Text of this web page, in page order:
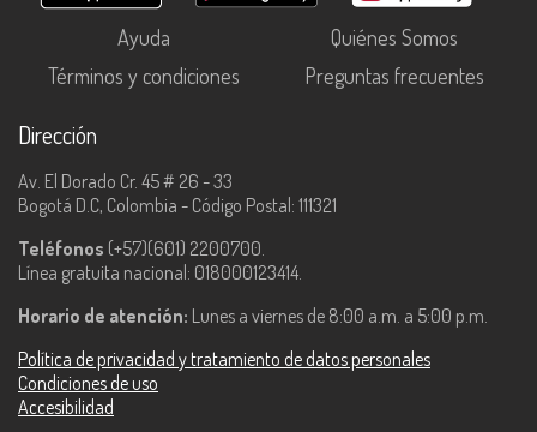
Ayuda
Quiénes Somos
Términos y condiciones
Preguntas frecuentes
Dirección
Av. El Dorado Cr. 45 # 26 - 33
Bogotá D.C, Colombia - Código Postal: 111321
Teléfonos (+57)(601) 2200700.
Línea gratuita nacional: 018000123414.
Horario de atención: Lunes a viernes de 8:00 a.m. a 5:00 p.m.
Política de privacidad y tratamiento de datos personales
Condiciones de uso
Accesibilidad